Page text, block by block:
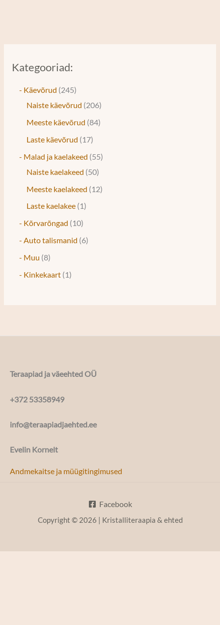
Kategooriad:
- Käevõrud 245
Naiste käevõrud 206
Meeste käevõrud 84
Laste käevõrud
17
- Malad ja kaelakeed 55
Naiste kaelakeed 50
Meeste kaelakeed
12
Laste kaelakee 1
- Kõrvarõngad
10
- Auto talismanid 6
- Muu 8
- Kinkekaart 1
Teraapiad ja väeehted OÜ
+372 53358949
info@teraapiadjaehted.ee
Evelin Kornelt
Andmekaitse ja müügitingimused
Facebook
Copyright © 2026 | Kristalliteraapia & ehted